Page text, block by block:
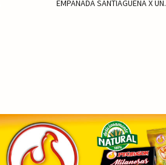
EMPANADA SANTIAGUENA X UN.